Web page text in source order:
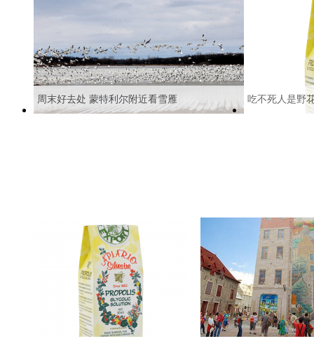
周末好去处 蒙特利尔附近看雪雁 吃不死人是野